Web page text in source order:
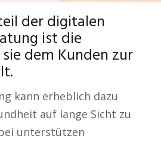
der digitalen
ist die
dem Kunden zur
kann erheblich dazu
auf lange Sicht zu
unterstützen